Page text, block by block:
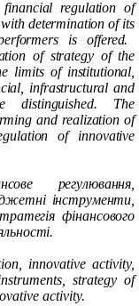
financialregulation of
determination ofits
is offered.
of strategy of the
limits of institutional,
infrastructural and
distinguished. The
and realization of
of innovative
регулювання,
інструменти,
фінансового
.
, innovative activity,
strategy of
activity.